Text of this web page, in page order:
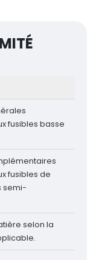
fusibles basse
fusibles de
semi-
selon la